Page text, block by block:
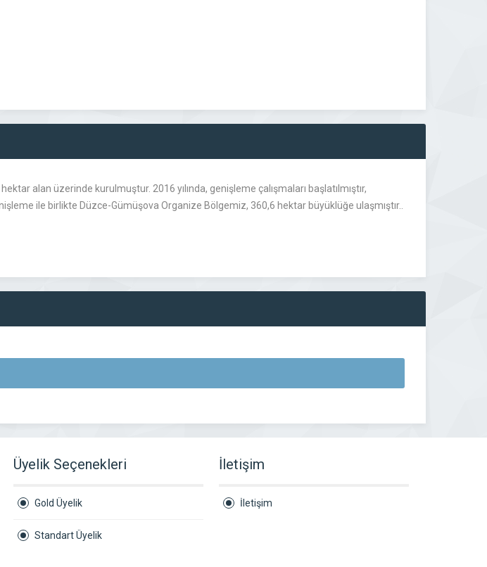
alan üzerinde kurulmuştur. 2016 yılında, genişleme çalışmaları başlatılmıştır,
ile birlikte Düzce-Gümüşova Organize Bölgemiz, 360,6 hektar büyüklüğe ulaşmıştır..
Üyelik Seçenekleri
Gold Üyelik
Standart Üyelik
İletişim
İletişim